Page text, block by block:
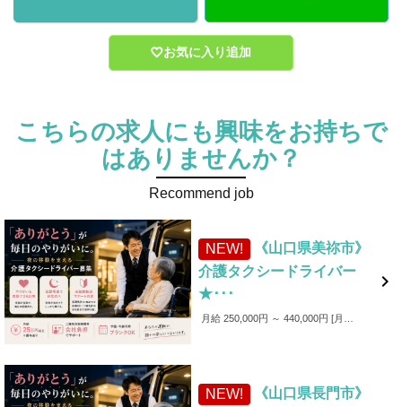
お気に入り追加
こちらの求人にも興味をお持ちで
はありませんか？
Recommend job
NEW!
《山口県美祢市》
介護タクシードライバー
★･･･
月給 250,000円 ～ 440,000円 月給250,000円～440,000円 ■各種手当 ・家族手当（～1,000円／月） ・皆勤手当（～6,000円／月） ・無事故手当（～10,000円／月） ・愛車手当 ■賞与あり ✨入社後4カ月間は保証給制度あり！（最大25万円）

NEW!
《山口県長門市》